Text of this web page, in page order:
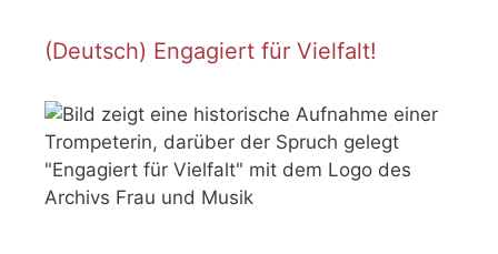
(Deutsch) Engagiert für Vielfalt!